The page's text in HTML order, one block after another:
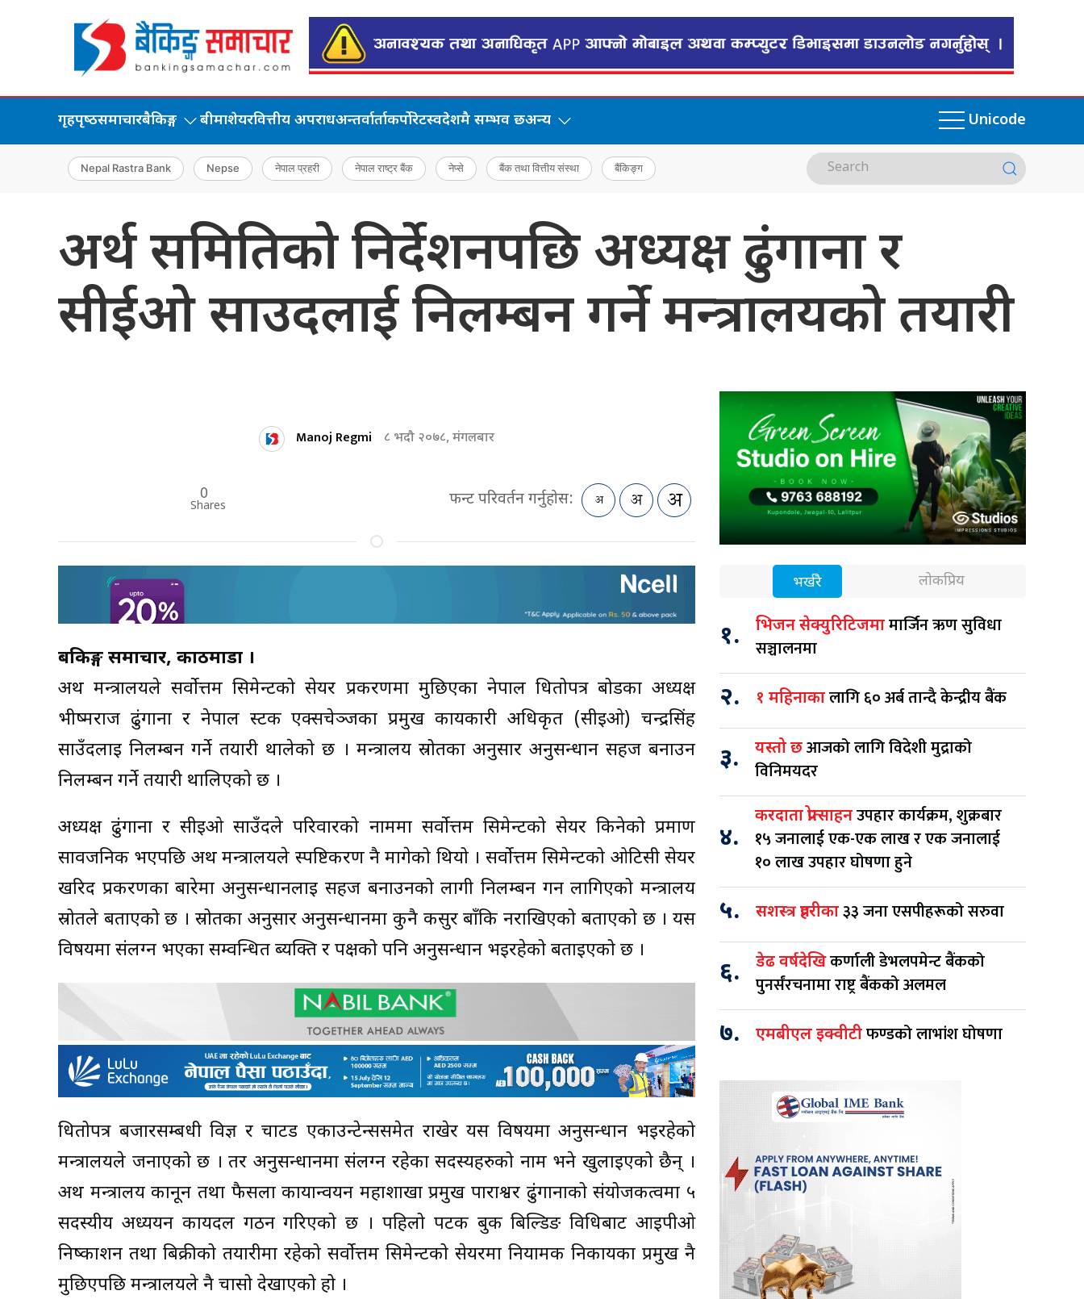
गृहपृष्‍ठसमाचारबैकिङ्ग बीमाशेयरवित्तीय अपराधअन्तर्वार्ताकर्पोरेटस्वदेशमै सम्भव छअन्य Unicode
Nepal Rastra Bank Nepse नेपाल प्रहरी नेपाल राष्ट्र बैंक नेप्से बैंक तथा वित्तीय संस्था बैंकिङ्ग
अर्थ समितिको निर्देशनपछि अध्यक्ष ढुंगाना र
सीईओ साउदलाई निलम्बन गर्ने मन्त्रालयको तयारी
Manoj Regmi ८ भदौ २०७८, मंगलबार
0
Shares फन्ट परिवर्तन गर्नुहोस:
बैंकिङ्ग समाचार, काठमाडौं ।
अर्थ मन्त्रालयले सर्वाेत्तम सिमेन्टको सेयर प्रकरणमा मुछिएका नेपाल धितोपत्र बोर्डका अध्यक्ष
भीष्मराज ढुंगाना र नेपाल स्टक एक्सचेञ्जका प्रमुख कार्यकारी अधिकृत (सीईओ) चन्द्रसिंह
साउँदलाई निलम्बन गर्ने तयारी थालेको छ । मन्त्रालय स्रोतका अनुसार अनुसन्धान सहज बनाउन
निलम्बन गर्ने तयारी थालिएको छ ।
अध्यक्ष ढुंगाना र सीईओ साउँदले परिवारको नाममा सर्वाेत्तम सिमेन्टको सेयर किनेको प्रमाण
सार्वजनिक भएपछि अर्थ मन्त्रालयले स्पष्टिकरण नै मागेको थियो । सर्वोत्तम सिमेन्टको ओटिसी सेयर
खरिद प्रकरणका बारेमा अनुसन्धानलाई सहज बनाउनको लागी निलम्बन गर्न लागिएको मन्त्रालय
स्रोतले बताएको छ । स्रोतका अनुसार अनुसन्धानमा कुनै कसुर बाँकि नराखिएको बताएको छ । यस
विषयमा संलग्न भएका सम्वन्धित ब्यक्ति र पक्षको पनि अनुसन्धान भईरहेको बताइएको छ ।
धितोपत्र बजारसम्बधी विज्ञ र चार्टड एकाउन्टेन्ससमेत राखेर यस विषयमा अनुसन्धान भईरहेको
मन्त्रालयले जनाएको छ । तर अनुसन्धानमा संलग्न रहेका सदस्यहरुको नाम भने खुलाईएको छैन् ।
अर्थ मन्त्रालय कानून तथा फैसला कार्यान्वयन महाशाखा प्रमुख पाराश्वर ढुंगानाको संयोजकत्वमा ५
सदस्यीय अध्ययन कार्यदल गठन गरिएको छ । पहिलो पटक बुक बिल्डिङ विधिबाट आईपीओ
निष्काशन तथा बिक्रीको तयारीमा रहेको सर्वोत्तम सिमेन्टको सेयरमा नियामक निकायका प्रमुख नै
मुछिएपछि मन्त्रालयले नै चासो देखाएको हो ।
भर्खरै लोकप्रिय
१. भिजन सेक्युरिटिजमामार्जिन ऋण सुविधा
सञ्चालनमा
२. १ महिनाकालागि ६० अर्ब तान्दै केन्द्रीय बैंक
३. यस्तो छआजको लागि विदेशी मुद्राको
विनिमयदर
४.
करदाता प्रोत्साहनउपहार कार्यक्रम, शुक्रबार
१५ जनालाई एक-एक लाख र एक जनालाई
१० लाख उपहार घोषणा हुने
५. सशस्त्र प्रहरीका३३ जना एसपीहरूको सरुवा
६. डेढ वर्षदेखिकर्णाली डेभलपमेन्ट बैंकको
पुनर्संरचनामा राष्ट्र बैंकको अलमल
७. एमबीएल इक्वीटीफण्डको लाभांश घोषणा